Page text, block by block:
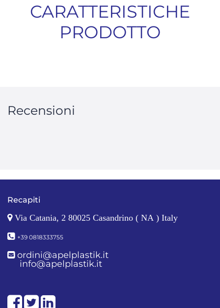
CARATTERISTICHE
PRODOTTO
Recensioni
Recapiti
Via Catania, 2 80025 Casandrino ( NA ) Italy
+39 0818333755
ordini@apelplastik.it
info@apelplastik.it
Facebook
TwitterLinkedIn